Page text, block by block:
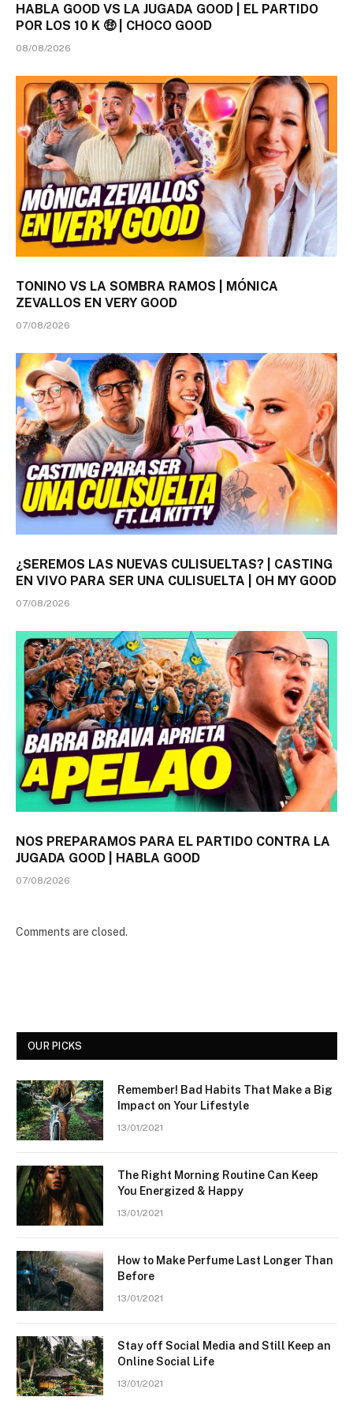
HABLA GOOD VS LA JUGADA GOOD | EL PARTIDO
POR LOS 10 K 🤑 | CHOCO GOOD
08/08/2026
TONINO VS LA SOMBRA RAMOS | MÓNICA
ZEVALLOS EN VERY GOOD
07/08/2026
¿SEREMOS LAS NUEVAS CULISUELTAS? | CASTING
EN VIVO PARA SER UNA CULISUELTA | OH MY GOOD
07/08/2026
NOS PREPARAMOS PARA EL PARTIDO CONTRA LA
JUGADA GOOD | HABLA GOOD
07/08/2026
Comments are closed.
OUR PICKS
Remember! Bad Habits That Make a Big
Impact on Your Lifestyle
13/01/2021
The Right Morning Routine Can Keep
You Energized & Happy
13/01/2021
How to Make Perfume Last Longer Than
Before
13/01/2021
Stay off Social Media and Still Keep an
Online Social Life
13/01/2021